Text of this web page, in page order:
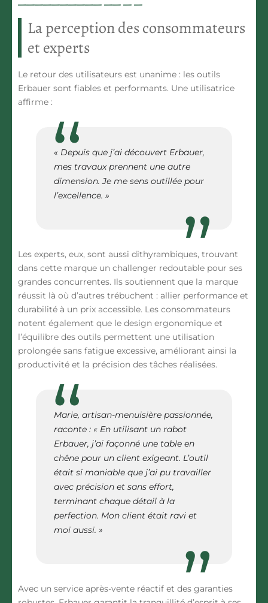
La perception des consommateurs
et experts
Le retour des utilisateurs est unanime : les outils
Erbauer sont fiables et performants. Une utilisatrice
affirme :
« Depuis que j’ai découvert Erbauer,
mes travaux prennent une autre
dimension. Je me sens outillée pour
l’excellence. »
Les experts, eux, sont aussi dithyrambiques, trouvant
dans cette marque un challenger redoutable pour ses
grandes concurrentes. Ils soutiennent que la marque
réussit là où d’autres trébuchent : allier performance et
durabilité à un prix accessible. Les consommateurs
notent également que le design ergonomique et
l’équilibre des outils permettent une utilisation
prolongée sans fatigue excessive, améliorant ainsi la
productivité et la précision des tâches réalisées.
Marie, artisan-menuisière passionnée,
raconte : « En utilisant un rabot
Erbauer, j’ai façonné une table en
chêne pour un client exigeant. L’outil
était si maniable que j’ai pu travailler
avec précision et sans effort,
terminant chaque détail à la
perfection. Mon client était ravi et
moi aussi. »
Avec un service après-vente réactif et des garanties